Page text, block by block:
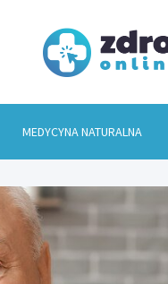
MEDYCYNA NATURALNA